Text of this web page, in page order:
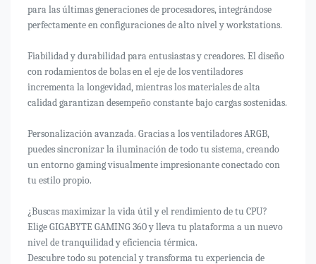
para las últimas generaciones de procesadores, integrándose
perfectamente en configuraciones de alto nivel y workstations.
Fiabilidad y durabilidad para entusiastas y creadores. El diseño
con rodamientos de bolas en el eje de los ventiladores
incrementa la longevidad, mientras los materiales de alta
calidad garantizan desempeño constante bajo cargas sostenidas.
Personalización avanzada. Gracias a los ventiladores ARGB,
puedes sincronizar la iluminación de todo tu sistema, creando
un entorno gaming visualmente impresionante conectado con
tu estilo propio.
¿Buscas maximizar la vida útil y el rendimiento de tu CPU?
Elige GIGABYTE GAMING 360 y lleva tu plataforma a un nuevo
nivel de tranquilidad y eficiencia térmica.
Descubre todo su potencial y transforma tu experiencia de